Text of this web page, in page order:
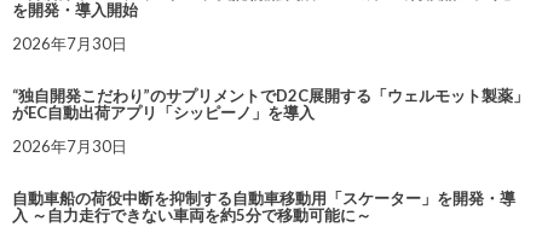
を開発・導入開始
2026年7月30日
“独自開発こだわり”のサプリメントでD2C展開する「ウェルモット製薬」
がEC自動出荷アプリ「シッピーノ」を導入
2026年7月30日
自動車船の荷役中断を抑制する自動車移動用「スケーター」を開発・導
入 ～自力走行できない車両を約5分で移動可能に～